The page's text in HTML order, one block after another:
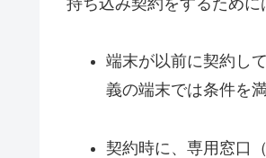
端末が以前に契約し
義の端末では条件を
契約時に、専用窓口